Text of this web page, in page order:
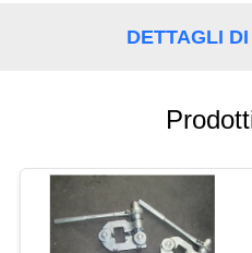
PRIVACY
POLICY
DETTAGLI